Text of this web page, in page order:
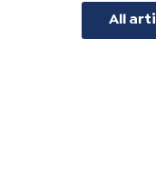
All